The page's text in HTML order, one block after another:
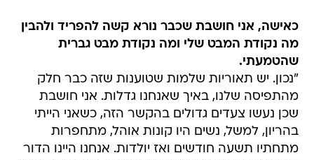
כאישה, אני חושבת שכבר נורא קשה להפריד ולהבין
מה נקודת המבט שלי ומה נקודת מבט גברית
שהטמעתי.
"נכון. יש תאוריות שלמות שטוענות שזה כבר חלק
מהתפיסה שלנו, באיך שאנחנו גדלות. אני חושבת
שכן נעשו צעדים גדולים בהקשר הזה, כשאני הייתי
בהריון, למשל, נשים היו קונות אוהל, מתחפרות
מתחתיו תשעה חודשים ואז יולדות. אנחנו היינו הדור